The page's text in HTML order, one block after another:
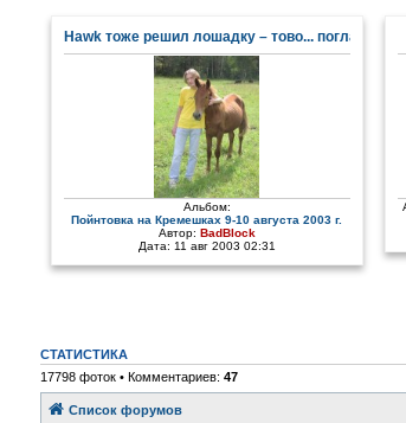
Hawk тоже решил лошадку – тово... погладить...
Альбом:
Пойнтовка на Кремешках 9-10 августа 2003 г.
Автор: BadBlock
Дата: 11 авг 2003 02:31
СТАТИСТИКА
17798 фоток • Комментариев: 47
Список форумов